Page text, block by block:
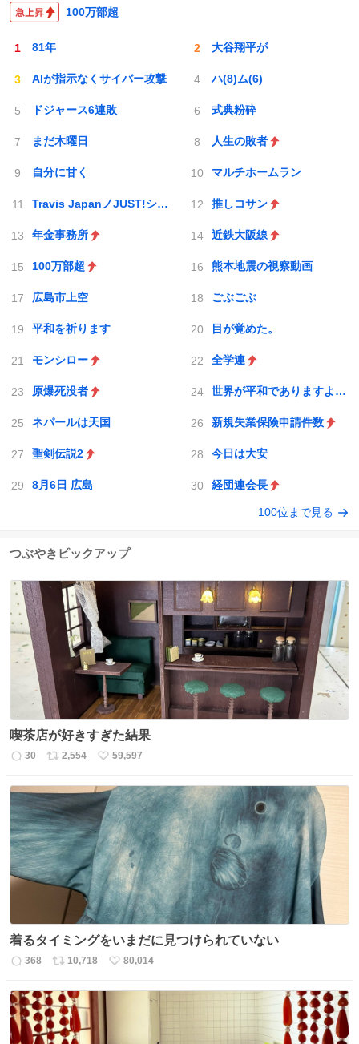
100万部超
81年 大谷翔平が
AIが指示なくサイバー攻撃 ハ(8)ム(6)
ドジャース6連敗 式典粉砕
まだ木曜日 人生の敗者
自分に甘く マルチホームラン
Travis JapanノJUST!シン日本遺産 推しコサン
年金事務所 近鉄大阪線
100万部超 熊本地震の視察動画
広島市上空 ごぶごぶ
平和を祈ります 目が覚めた。
モンシロー 全学連
原爆死没者 世界が平和でありますように
ネパールは天国 新規失業保険申請件数
聖剣伝説2 今日は大安
8月6日 広島 経団連会長
100位まで見る
つぶやきピックアップ
喫茶店が好きすぎた結果
返
数
30
リ
ス
ト
数
2,554
い
ね
数
59,597
着るタイミングをいまだに見つけられていない
返
数
368
リ
ス
ト
数
10,718
い
80,014